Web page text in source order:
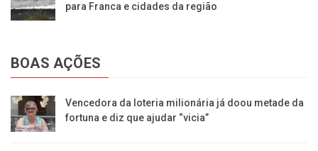
para Franca e cidades da região
BOAS AÇÕES
Vencedora da loteria milionária já doou metade da
fortuna e diz que ajudar “vicia”